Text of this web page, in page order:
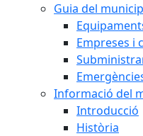
Guia del
Empreses i
Informació del
Introducció
Història